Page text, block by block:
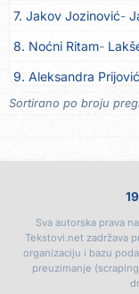
18. Azra Husarkić
19. Azra Husarkić
20. Azra Husarkić
21. Azra Husarkić
25. Azra Husarkić
26. Alen Hasanović
7. Jakov Jozinović
8. Noćni Ritam
9. Aleksandra Prijović
10. Halid Bešlić
14. Karlo! Mon amour
15. Vesna Zmijanac
16. Džej
Sortirano po broju
Sva autorska prava
Tekstovi.net zadržava
organizaciju i bazu
preuzimanje